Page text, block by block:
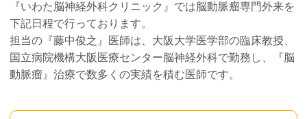
『いわた脳神経外科クリニック』では脳動脈瘤専門外来を
下記日程で行っております。
担当の『藤中俊之』医師は、大阪大学医学部の臨床教授、
国立病院機構大阪医療センター脳神経外科で勤務し、『脳
動脈瘤』治療で数多くの実績を積む医師です。